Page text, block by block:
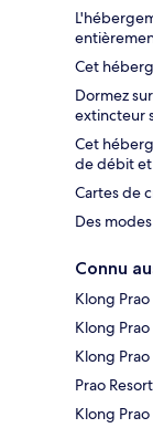
Cet
Dormez
extincteur
Cet
de débit et
Cartes de
Des
Connu
Klong
Klong
Klong
Prao Resort
Klong